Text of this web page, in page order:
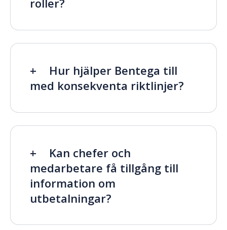
Hur hjälper Bentega till
med konsekventa riktlinjer?
Kan chefer och
medarbetare få tillgång till
information om
utbetalningar?